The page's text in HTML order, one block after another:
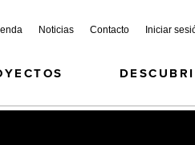
Noticias Contacto Iniciar